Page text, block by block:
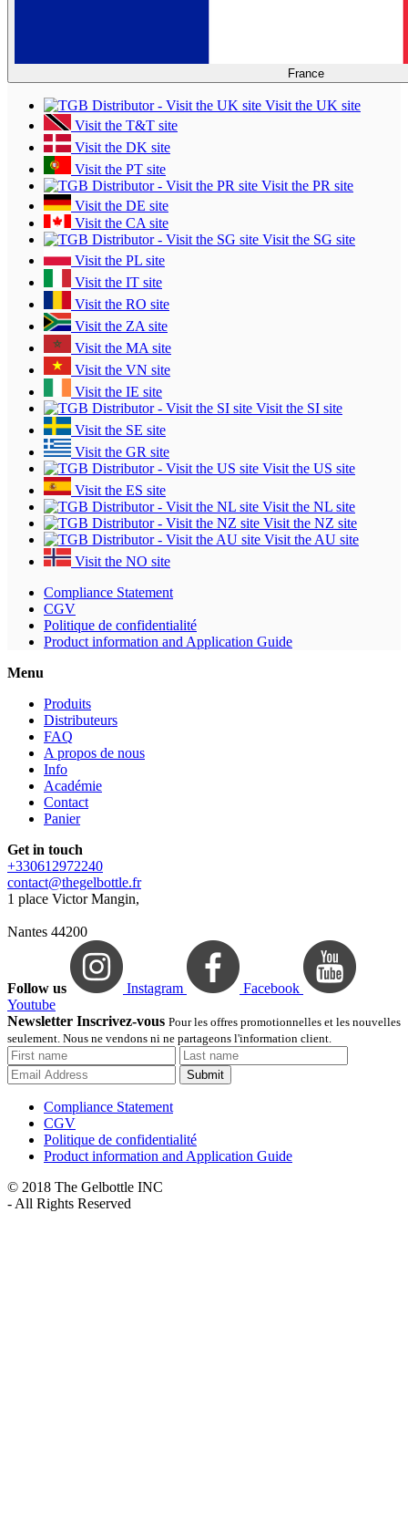
France
Visit the UK site
Visit the T&T site
Visit the DK site
Visit the PT site
Visit the PR site
Visit the DE site
Visit the CA site
Visit the SG site
Visit the PL site
Visit the IT site
Visit the RO site
Visit the ZA site
Visit the MA site
Visit the VN site
Visit the IE site
Visit the SI site
Visit the SE site
Visit the GR site
Visit the US site
Visit the ES site
Visit the NL site
Visit the NZ site
Visit the AU site
Visit the NO site
Compliance Statement
CGV
Politique de confidentialité
Product information and Application Guide
Menu
Produits
Distributeurs
FAQ
A propos de nous
Info
Académie
Contact
Panier
Get in touch
+330612972240
contact@thegelbottle.fr
1 place Victor Mangin,
Nantes 44200
Follow us Instagram
Facebook
Youtube
Newsletter Inscrivez-vous Pour les offres promotionnelles et les nouvelles
seulement. Nous ne vendons ni ne partageons l'information client.
Submit
Compliance Statement
CGV
Politique de confidentialité
Product information and Application Guide
© 2018 The Gelbottle INC
- All Rights Reserved